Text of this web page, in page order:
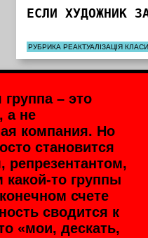
ЕСЛИ ХУДОЖНИК
РУБРИКА РЕАКТУАЛІЗАЦІЯ
– это
а не
компания. Но
становится
репрезентантом,
какой-то группы
счете
сводится к
«мои, дескать,